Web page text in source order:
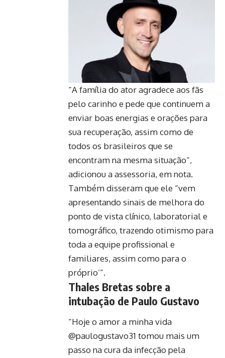
“A família do ator agradece aos fãs
pelo carinho e pede que continuem a
enviar boas energias e orações para
sua recuperação, assim como de
todos os brasileiros que se
encontram na mesma situação”,
adicionou a assessoria, em nota.
Também disseram que ele “vem
apresentando sinais de melhora do
ponto de vista clínico, laboratorial e
tomográfico, trazendo otimismo para
toda a equipe profissional e
familiares, assim como para o
próprio’”.
Thales Bretas sobre a
intubação de Paulo Gustavo
“Hoje o amor a minha vida
@paulogustavo31 tomou mais um
passo na cura da infecção pela